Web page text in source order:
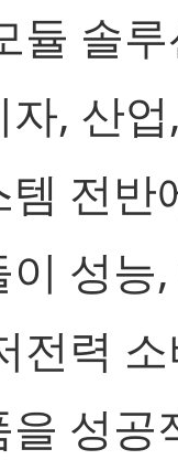
듈 솔
자, 산
템 전반
이 성능
전력
을 성공